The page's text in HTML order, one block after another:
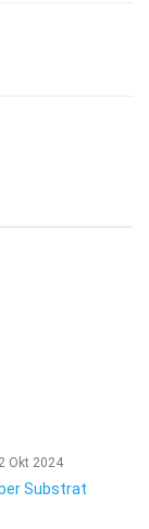
Okt 2024
Substrat